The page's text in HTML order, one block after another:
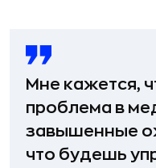
Мне кажется,
проблема в
завышенные
что будешь